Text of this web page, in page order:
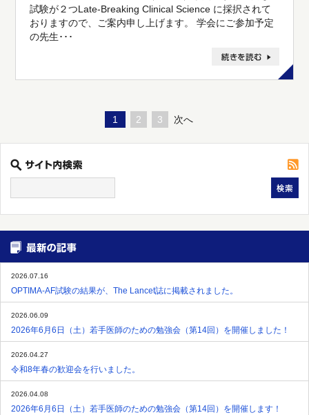
試験が２つLate-Breaking Clinical Science に採択されて
おりますので、ご案内申し上げます。 学会にご参加予定
の先生･･･
1 2 3 次へ
2026.07.16
OPTIMA-AF試験の結果が、The Lancet誌に掲載されました。
2026.06.09
2026年6月6日（土）若手医師のための勉強会（第14回）を開催しました！
2026.04.27
令和8年春の歓迎会を行いました。
2026.04.08
2026年6月6日（土）若手医師のための勉強会（第14回）を開催します！